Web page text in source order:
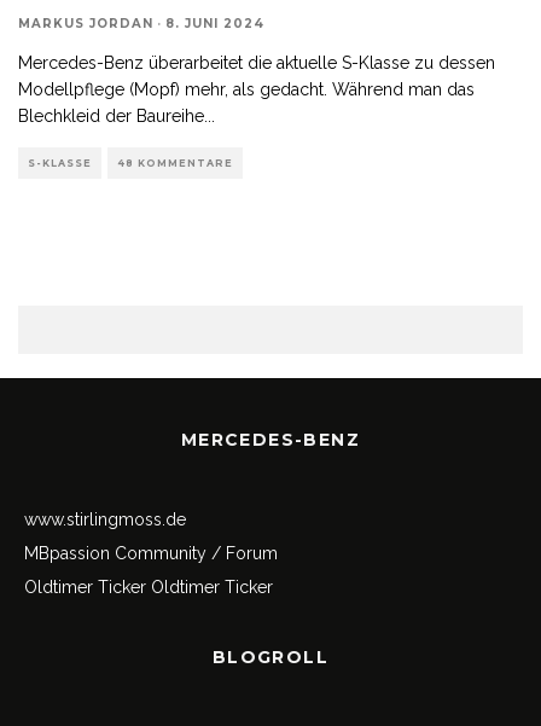
MARKUS JORDAN · 8. JUNI 2024
Mercedes-Benz überarbeitet die aktuelle S-Klasse zu dessen
Modellpflege (Mopf) mehr, als gedacht. Während man das
Blechkleid der Baureihe...
S-KLASSE 48 KOMMENTARE
MERCEDES-BENZ
www.stirlingmoss.de
MBpassion Community / Forum
Oldtimer Ticker Oldtimer Ticker
BLOGROLL